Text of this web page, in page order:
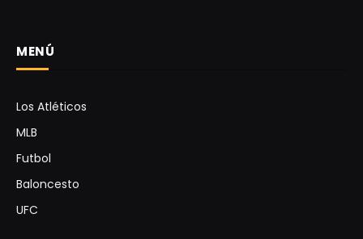
MENÚ
Los Atléticos
MLB
Futbol
Baloncesto
UFC